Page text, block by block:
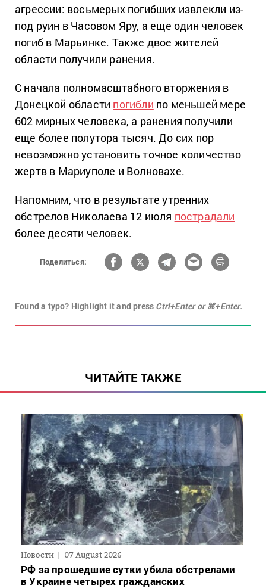
агрессии: восьмерых погибших извлекли из-
под руин в Часовом Яру, а еще один человек
погиб в Марьинке. Также двое жителей
области получили ранения.
С начала полномасштабного вторжения в
Донецкой области погибли по меньшей мере
602 мирных человека, а ранения получили
еще более полутора тысяч. До сих пор
невозможно установить точное количество
жертв в Мариуполе и Волновахе.
Напомним, что в результате утренних
обстрелов Николаева 12 июля пострадали
более десяти человек.
Поделиться:
Found a typo? Highlight it and press Ctrl+Enter or ⌘+Enter.
ЧИТАЙТЕ ТАКЖЕ
Новости 07 August 2026
РФ за прошедшие сутки убила обстрелами
в Украине четырех гражданских